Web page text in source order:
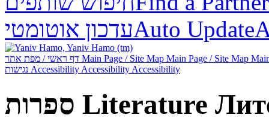
עדכון אוטומטיAuto Update
Main Page / Site Map Main Page / Site Map
Accessibility Accessibility Accessibility
ספרות Literature